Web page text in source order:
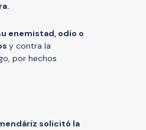
enemistad, odio o
y contra la
por hechos
solicitó la